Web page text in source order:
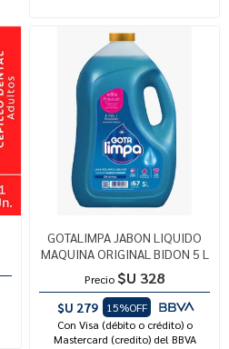
GOTALIMPA JABON LIQUIDO
MAQUINA ORIGINAL BIDON 5 L
Precio $U 328
$U 279
15%OFF
Con Visa (débito o crédito) o
Mastercard (credito) del BBVA